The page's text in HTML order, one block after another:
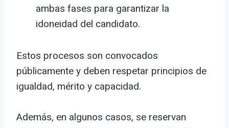
ambas fases para garantizar la
idoneidad del candidato.
Estos procesos son convocados
públicamente y deben respetar principios de
igualdad, mérito y capacidad.
Además, en algunos casos, se reservan